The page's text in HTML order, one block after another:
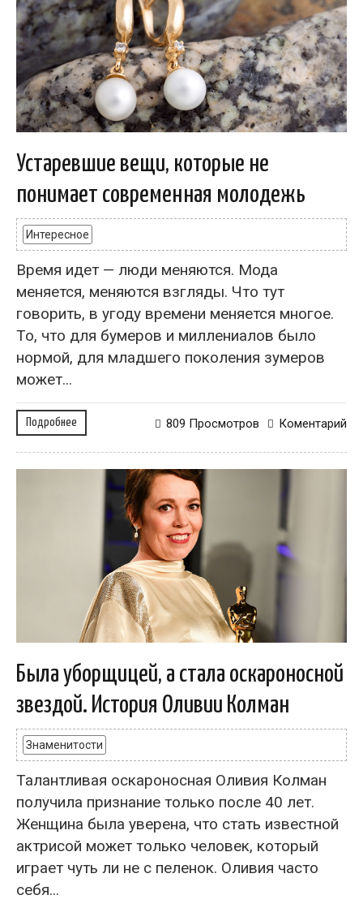
Устаревшие вещи, которые не
понимает современная молодежь
Интересное
Время идет — люди меняются. Мода
меняется, меняются взгляды. Что тут
говорить, в угоду времени меняется многое.
То, что для бумеров и миллениалов было
нормой, для младшего поколения зумеров
может...
Подробнее Коментарий
809 Просмотров
Была уборщицей, а стала оскароносной
звездой. История Оливии Колман
Знаменитости
Талантливая оскароносная Оливия Колман
получила признание только после 40 лет.
Женщина была уверена, что стать известной
актрисой может только человек, который
играет чуть ли не с пеленок. Оливия часто
себя...